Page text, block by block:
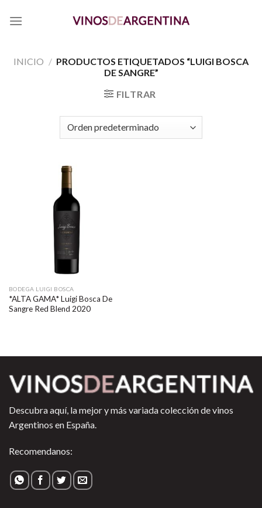
INICIO / PRODUCTOS ETIQUETADOS “LUIGI BOSCA
DE SANGRE”
FILTRAR
BODEGA LUIGI BOSCA
*ALTA GAMA* Luigi Bosca De
Sangre Red Blend 2020
Descubra aquí, la mejor y más variada colección de vinos
Argentinos en España.
Recomendanos: